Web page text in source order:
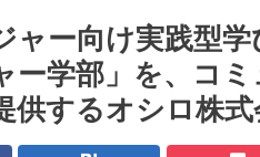
ャー向け実践型
ー学部」を、コ
供するオシロ株